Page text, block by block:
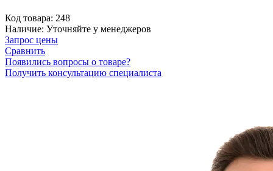
Код товара: 248
Наличие: Уточняйте у менеджеров
Запрос цены
Сравнить
Появились вопросы о товаре?
Получить консультацию специалиста